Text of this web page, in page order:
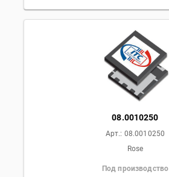
08.0010250
Арт.: 08.0010250
Rose
Под производство